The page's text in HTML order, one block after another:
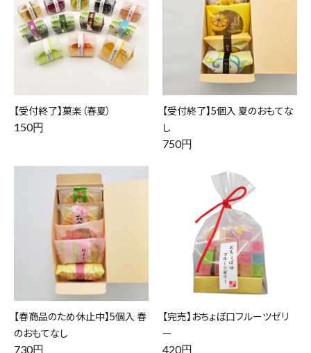
【受付終了】菓楽（春夏）
150円
【受付終了】5個入 夏のおもてな
し
750円
【春商品のため休止中】5個入 春
のおもてなし
730円
【完売】おちょぼ口フルーツゼリ
ー
420円